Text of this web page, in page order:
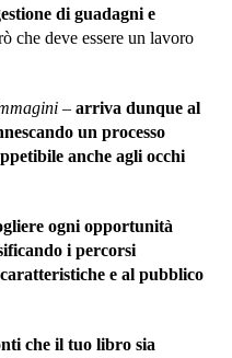
di guadagni e
che deve essere un lavoro
– arriva dunque al
un processo
anche agli occhi
ogni opportunità
i percorsi
e al pubblico
che il tuo libro sia